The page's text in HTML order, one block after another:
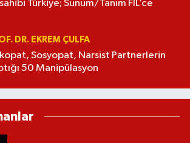
Türkiye; Sunum/Tanım FİL’ce
DR. EKREM ÇULFA
Sosyopat, Narsist Partnerlerin
50 Manipülasyon